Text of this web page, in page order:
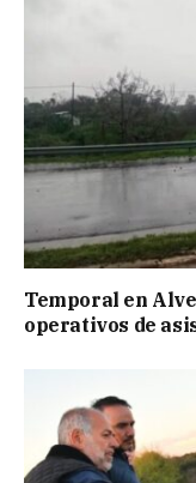
Temporal en
operativos de